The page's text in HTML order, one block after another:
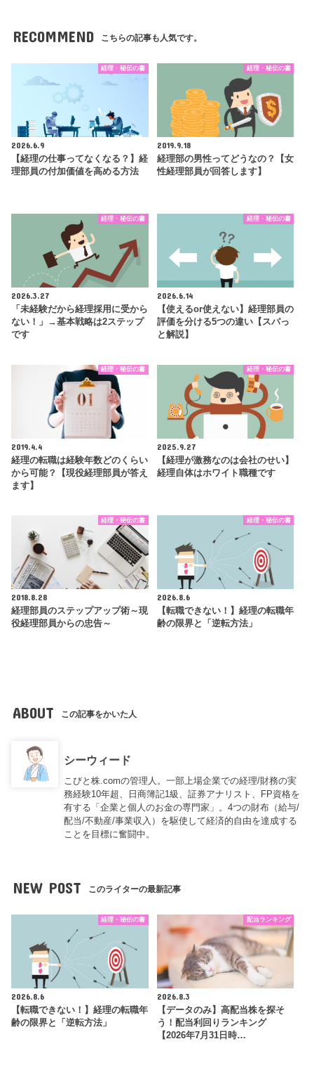
RECOMMEND こちらの記事も人気です。
経理・秘伝の書
2026.6.9
【経理の仕事ってなくなる？】経
理部員の付加価値を高める方法
経理・秘伝の書
2019.9.18
経理部の男性ってどうなの？【女
性経理部員が回答します】
経理・秘伝の書
2026.3.27
「未経験だから経理採用に受から
ない！」→基本戦略は2ステップ
です
経理・秘伝の書
2026.6.14
【使えるor使えない】経理部員の
評価を分ける5つの違い【スパっ
と解説】
経理・秘伝の書
2019.4.4
経理の転職は経験年数どのくらい
から可能？【現役経理部員が答え
ます】
経理・秘伝の書
2025.9.27
【経理が激務なのは会社のせい】
経理自体はホワイト職種です
経理・秘伝の書
2018.8.28
経理部員のステップアップ術～現
役経理部員からの忠告～
経理・秘伝の書
2026.8.6
【転職できない！】経理の転職年
齢の限界と「逆転方法」
ABOUT この記事をかいた人
シーウィード
こびと株.comの管理人。一部上場企業での経理/財務の実
務経験10年超、日商簿記1級、証券アナリスト、FP資格を
有する「企業と個人のお金の専門家」。4つの財布（給与/
配当/不動産/事業収入）を駆使して経済的自由を達成する
ことを目標に奮闘中。
NEW POST このライターの最新記事
経理・秘伝の書
2026.8.6
【転職できない！】経理の転職年
齢の限界と「逆転方法」
配当ランキング
2026.8.3
【データのみ】高配当株を探そ
う！配当利回りランキング
【2026年7月31日時…